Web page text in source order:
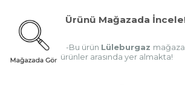
Ürünü Mağazada
-Bu ürün Lüleburgaz
ürünler arasında yer almakta!